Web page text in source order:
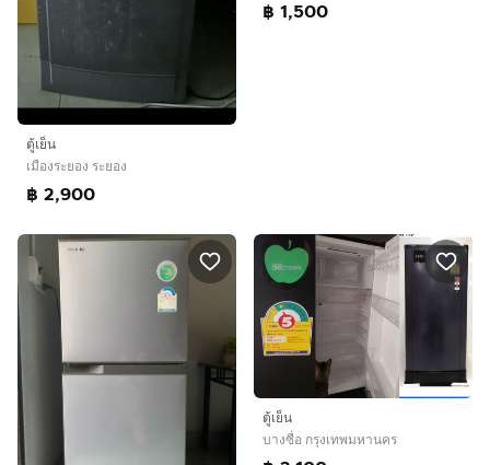
ตู้เย็น
เมืองระยอง ระยอง
฿ 2,900
฿ 1,500
ตู้เย็น
บางซื่อ กรุงเทพมหานคร